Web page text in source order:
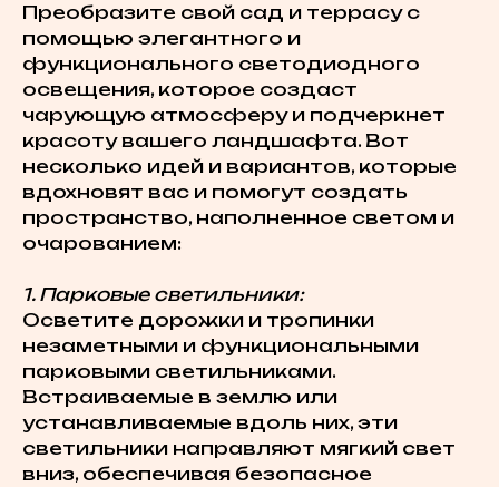
Преобразите свой сад и террасу с
помощью элегантного и
функционального светодиодного
освещения, которое создаст
чарующую атмосферу и подчеркнет
красоту вашего ландшафта. Вот
несколько идей и вариантов, которые
вдохновят вас и помогут создать
пространство, наполненное светом и
очарованием:
1. Парковые светильники:
Осветите дорожки и тропинки
незаметными и функциональными
парковыми светильниками.
Встраиваемые в землю или
устанавливаемые вдоль них, эти
светильники направляют мягкий свет
вниз, обеспечивая безопасное